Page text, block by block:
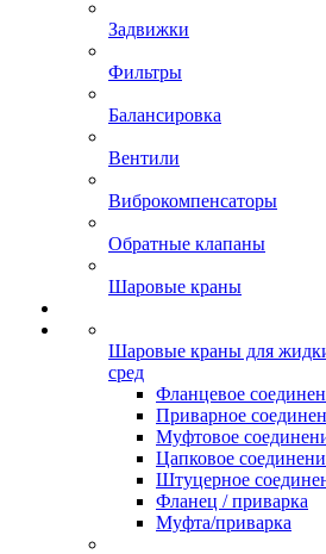
Задвижки
Фильтры
Балансировка
Вентили
Виброкомпенсаторы
Обратные клапаны
Шаровые краны
Шаровые краны для
сред
Фланцевое
Приварное
Муфтовое
Цапковое
Штуцерное
Фланец / приварка
Муфта/приварка